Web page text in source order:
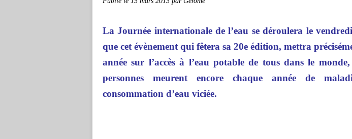
La Journée internationale de l’eau se déroulera le
que cet évènement qui fêtera sa 20e édition, mettra
année sur l’accès à l’eau potable de tous dans le
personnes meurent encore chaque année de
consommation d’eau viciée.